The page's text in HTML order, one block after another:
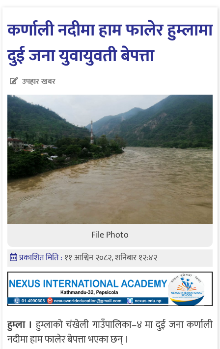
कर्णाली नदीमा हाम फालेर हुम्लामा
दुई जना युवायुवती बेपत्ता
उपहार खबर
File Photo
प्रकाशित मिति : ११ आश्विन २०८२, शनिबार १२:४२
हुम्ला । हुम्लाको चंखेली गाउँपालिका–४ मा दुई जना कर्णाली
नदीमा हाम फालेर बेपत्ता भएका छन् ।